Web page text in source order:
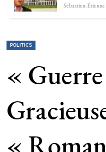
POLITICS
« Guerre
«